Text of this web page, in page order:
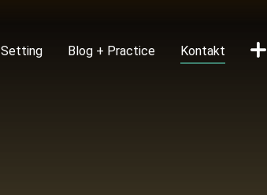
Setting Blog + Practice Kontakt